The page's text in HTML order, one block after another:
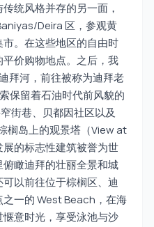
统风格并存的另一面，
Deira 区，参观黄
。在这些地区的自由时
价购物地点。之后，我
拜河，前往被称为迪拜老
保留着石油时代前风貌的
街巷、贝都因社区以及
榈岛上的观景塔（View at
的标志性建筑被誉为世
瞰迪拜的壮丽全景和城
以前往位于棕榈区、迪
一的 West Beach，在海
意时光，享受泳池与沙